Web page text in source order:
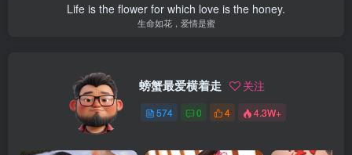
Life is the flower for which love is the honey.
生命如花，爱情是蜜
螃蟹最爱横着走 关注
574 0 4 4.3W+